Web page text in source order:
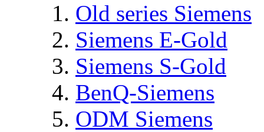
Old series Siemens
Siemens E-Gold
Siemens S-Gold
BenQ-Siemens
ODM Siemens